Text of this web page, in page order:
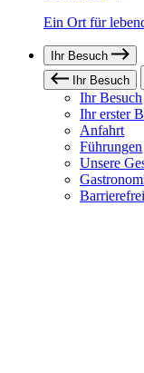
Ein Ort für
Ihr Besuch
Ihr Besuch
Ihr Besuch
Ihr erster
Anfahrt
Führungen
Unsere